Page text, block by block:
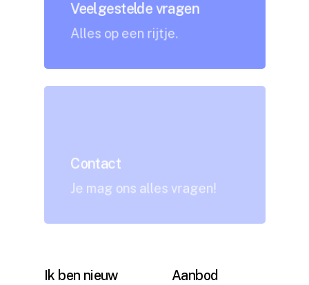
Veelgestelde vragen
Alles op een rijtje.
Contact
Je mag ons alles vragen!
Ik ben nieuw Aanbod